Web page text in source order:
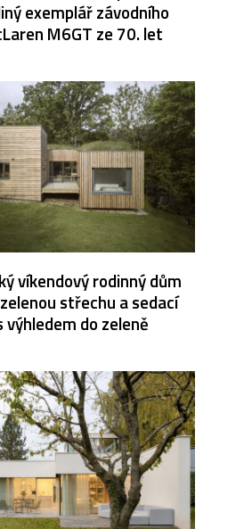
exemplář závodního
M6GT ze 70. let
víkendový rodinný dům
střechu a sedací
výhledem do zeleně